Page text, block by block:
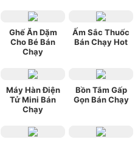
Ghế Ăn Dặm
Cho Bé Bán
Chạy
Ấm Sắc Thuốc
Bán Chạy Hot
Máy Hàn Điện
Tử Mini Bán
Chạy
Bồn Tắm Gấp
Gọn Bán Chạy